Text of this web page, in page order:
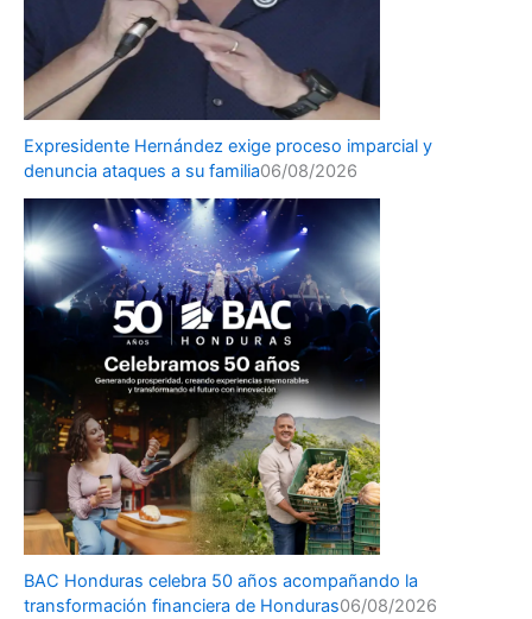
Expresidente Hernández exige proceso imparcial y
denuncia ataques a su familia06/08/2026
BAC Honduras celebra 50 años acompañando la
transformación financiera de Honduras06/08/2026